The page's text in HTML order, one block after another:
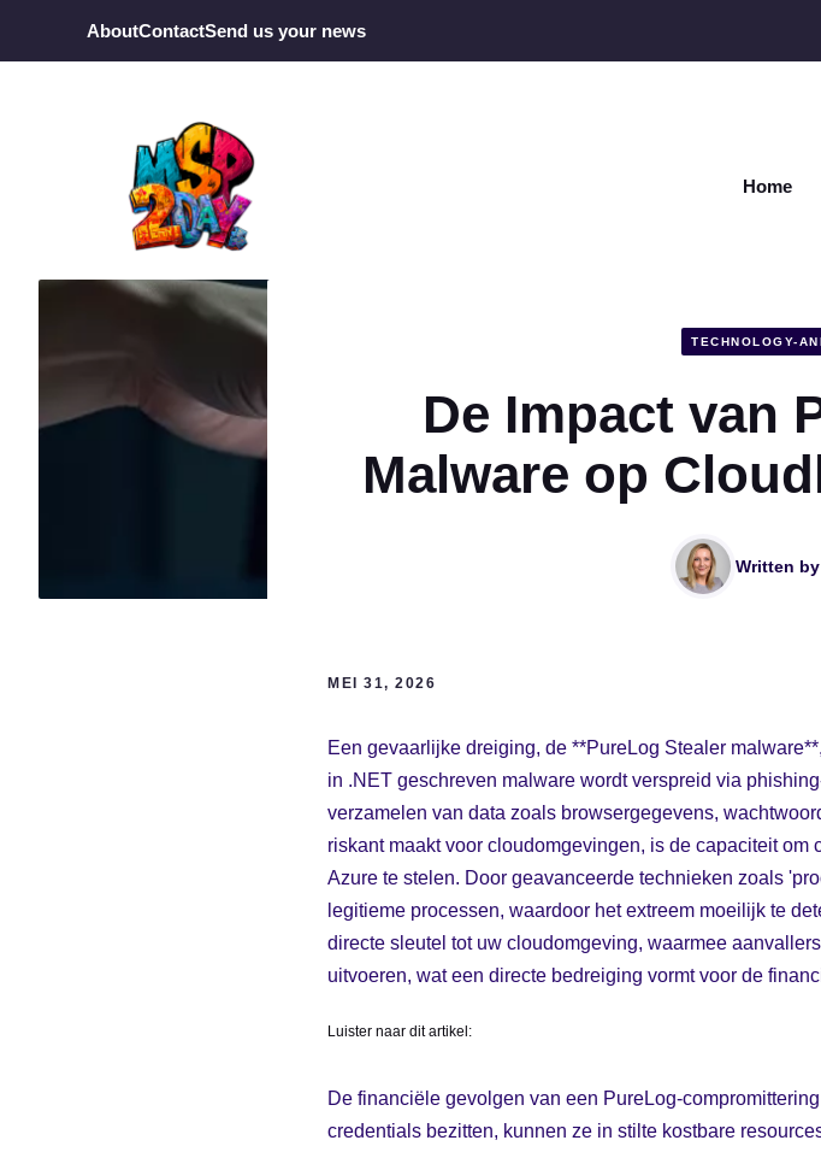
AboutContactSend us your news
Home
TECHNOLOGY-
De Impact van
Malware op
Written by
MEI 31, 2026
Een gevaarlijke dreiging, de **PureLog Stealer
in .NET geschreven malware wordt verspreid via
verzamelen van data zoals browsergegevens,
riskant maakt voor cloudomgevingen, is de capaciteit om
Azure te stelen. Door geavanceerde technieken zoals
legitieme processen, waardoor het extreem moeilijk te
directe sleutel tot uw cloudomgeving, waarmee
uitvoeren, wat een directe bedreiging vormt voor de
Luister naar dit artikel:
De financiële gevolgen van een PureLog-
credentials bezitten, kunnen ze in stilte kostbare